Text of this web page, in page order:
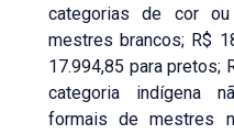
categorias de cor ou
mestres brancos; R$
17.994,85 para pretos;
categoria indígena
formais de mestres